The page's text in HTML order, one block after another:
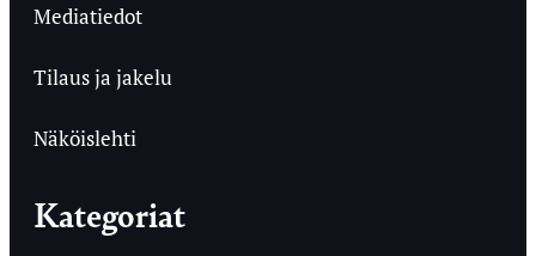
Mediatiedot
Tilaus ja jakelu
Näköislehti
Kategoriat